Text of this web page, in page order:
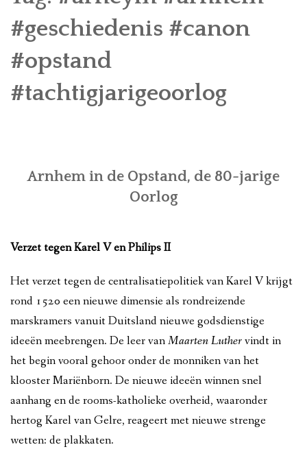
GESCHIEDENIS
MONUMENTEN
KAREL VAN GELRE
CONTACT
#geschiedenis #canon
#opstand
#tachtigjarigeoorlog
Arnhem in de Opstand, de 80-jarige
Oorlog
Verzet tegen Karel V en Philips II
Het verzet tegen de centralisatiepolitiek van Karel V krijgt
rond 1520 een nieuwe dimensie als rondreizende
marskramers vanuit Duitsland nieuwe godsdienstige
ideeën meebrengen. De leer vanMaarten Luthervindt in
het begin vooral gehoor onder de monniken van het
klooster Mariënborn. De nieuwe ideeën winnen snel
aanhang en de rooms-katholieke overheid, waaronder
hertog Karel van Gelre, reageert met nieuwe strenge
wetten: de plakkaten.